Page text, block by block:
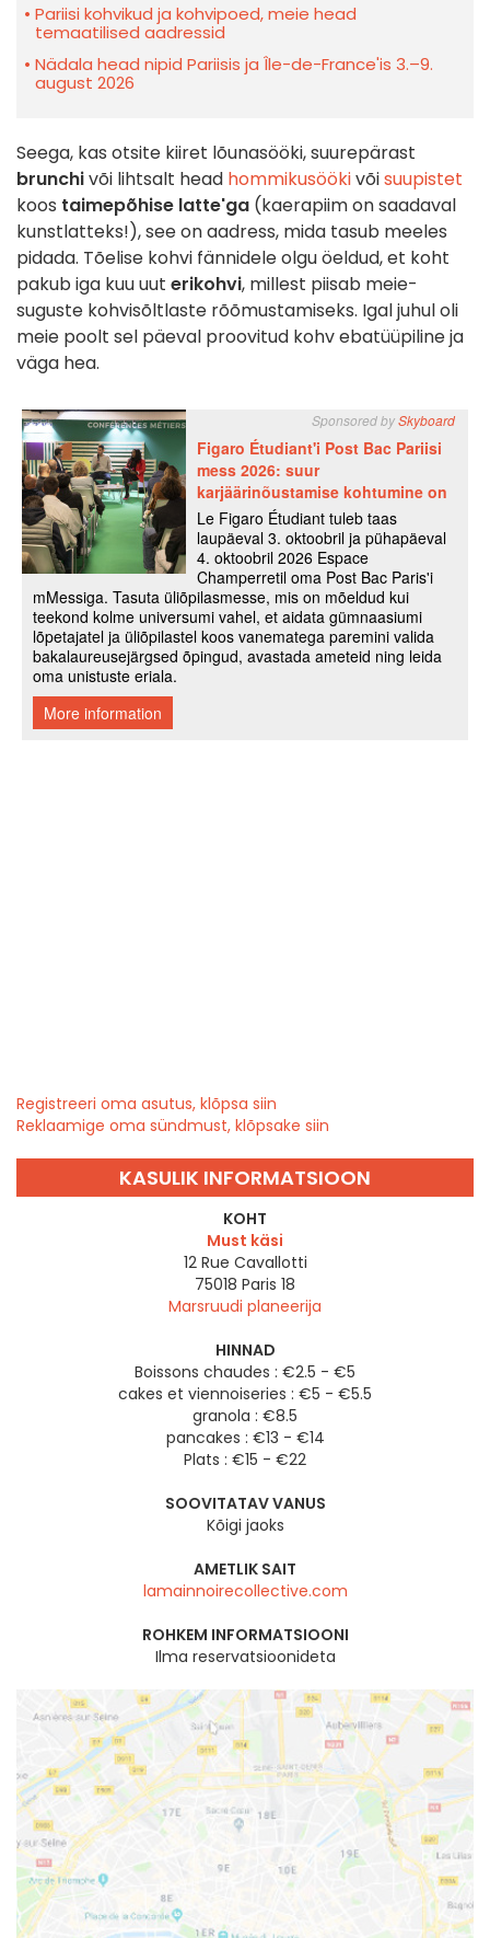
Pariisi kohvikud ja kohvipoed, meie head
temaatilised aadressid
Nädala head nipid Pariisis ja Île-de-France'is 3.–9.
august 2026
Seega, kas otsite kiiret lõunasööki, suurepärast
brunchivõi lihtsalt head hommikusöökivõisuupistet
koos taimepõhise latte'ga (kaerapiim on saadaval
kunstlatteks!), see on aadress, mida tasub meeles
pidada. Tõelise kohvi fännidele olgu öeldud, et koht
pakub iga kuu uut erikohvi, millest piisab meie-
suguste kohvisõltlaste rõõmustamiseks. Igal juhul oli
meie poolt sel päeval proovitud kohv ebatüüpiline ja
väga hea.
Registreeri oma asutus, klõpsa siin
Reklaamige oma sündmust, klõpsake siin
KASULIK INFORMATSIOON
KOHT
Must käsi
12 Rue Cavallotti
75018 Paris 18
Marsruudi planeerija
HINNAD
Boissons chaudes : €2.5 - €5
cakes et viennoiseries : €5 - €5.5
granola : €8.5
pancakes : €13 - €14
Plats : €15 - €22
SOOVITATAV VANUS
Kõigi jaoks
AMETLIK SAIT
lamainnoirecollective.com
ROHKEM INFORMATSIOONI
Ilma reservatsioonideta